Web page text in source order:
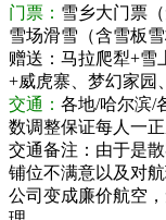
门票： 雪乡大门票
雪场滑雪（含雪板
赠送：马拉爬犁+雪
+威虎寨、梦幻家园
交通： 各地/哈尔滨/
数调整保证每人一
交通备注：由于是
铺位不满意以及对
公司变成廉价航空